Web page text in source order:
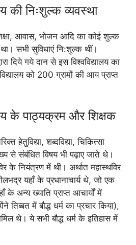
की निःशुल्क व्यवस्था
शिक्षा, आवास, भोजन आदि का कोई शुल्क
सभी सुविधाएं नि:शुल्क थीं।
दिये गये दान से इस विश्वविद्यालय का
को 200 ग्रामों की आय प्राप्त
के पाठ्यक्रम और शिक्षक
हेतुविद्या, शब्दविद्या, चिकित्सा
से संबंधित विषय भी पढ़ाए जाते थे।
के नियंत्रण में थी। अर्थात महास्थविर
यहाँ के प्रधानाचार्य थे, जो एक
के अन्य ख्याति प्राप्त आचार्यों में
तिब्बत में बौद्ध धर्म का प्रचार किया),
थे। ये सभी बौद्ध धर्म के इतिहास में